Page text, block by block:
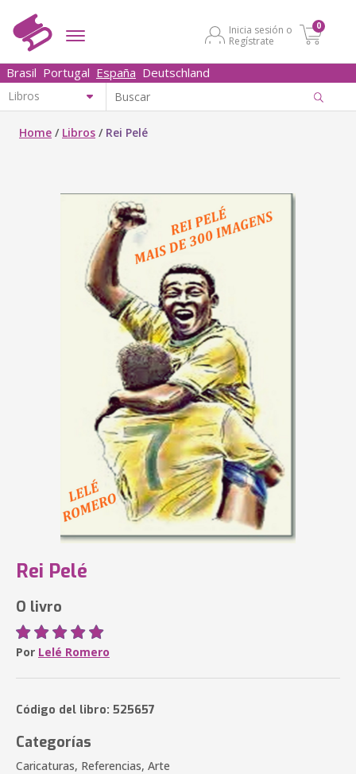
Inicia sesión o
Regístrate
0
Brasil Portugal España Deutschland
Home / Libros / Rei Pelé
Rei Pelé
O livro
Por Lelé Romero
Código del libro: 525657
Categorías
Caricaturas, Referencias, Arte